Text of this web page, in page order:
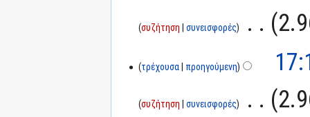
συζήτηση συνεισφορές
τρέχουσα προηγούμενη
συζήτηση συνεισφορές